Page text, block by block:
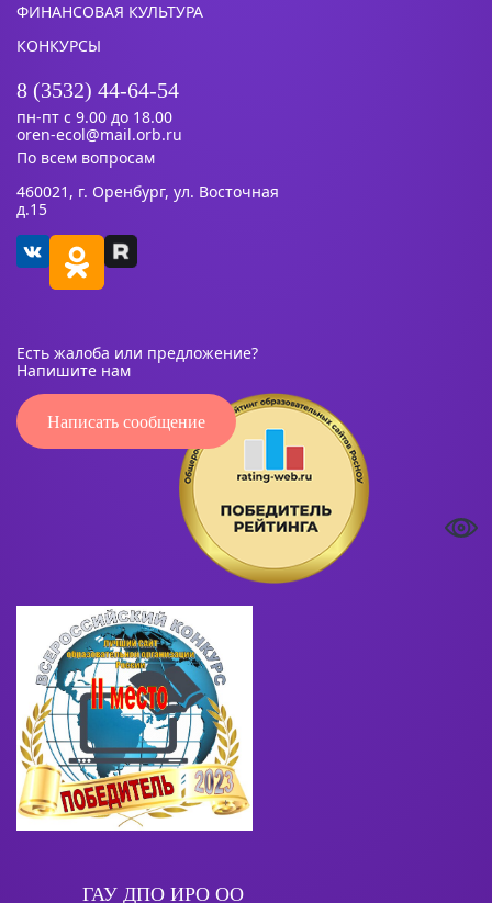
ФИНАНСОВАЯ КУЛЬТУРА
КОНКУРСЫ
8 (3532) 44-64-54
пн-пт с 9.00 до 18.00
oren-ecol@mail.orb.ru
По всем вопросам
460021, г. Оренбург, ул. Восточная
д.15
Есть жалоба или предложение?
Напишите нам
Написать сообщение
ГАУ ДПО ИРО ОО